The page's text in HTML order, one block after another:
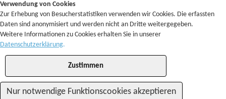
Verwendung von Cookies
Zur Erhebung von Besucherstatistiken verwenden wir Cookies. Die erfassten
Daten sind anonymisiert und werden nicht an Dritte weitergegeben.
Weitere Informationen zu Cookies erhalten Sie in unserer
Datenschutzerklärung.
Zustimmen
Nur notwendige Funktionscookies akzeptieren